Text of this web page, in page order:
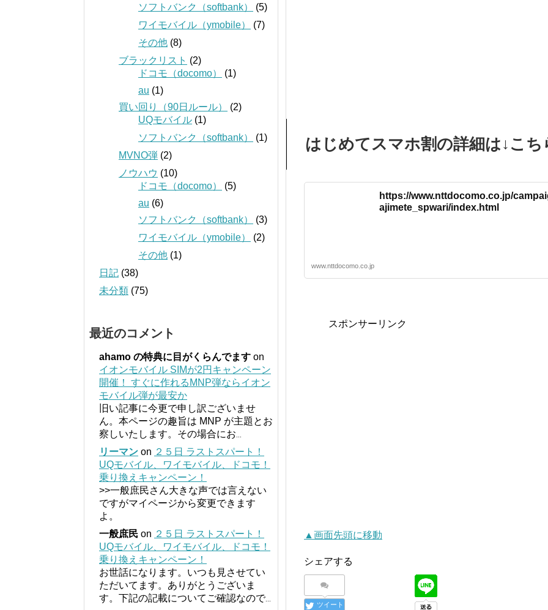
はじめてスマホ割の詳細は↓こち
https://www.nttdocomo.co.jp/
ajimete_spwari/index.html
www.nttdocomo.co.jp
スポンサーリンク
▲画面先頭に移動
シェアする
ツイート
ソフトバンク（softbank）
(5)
ワイモバイル（ymobile）
(7)
その他 (8)
ブラックリスト (2)
ドコモ（docomo）
(1)
au (1)
買い回り（90日ルール）
(2)
UQモバイル (1)
ソフトバンク（softbank）
(1)
MVNO弾 (2)
ノウハウ (10)
ドコモ（docomo）
(5)
au (6)
ソフトバンク（softbank）
(3)
ワイモバイル（ymobile）
(2)
その他 (1)
日記 (38)
未分類 (75)
最近のコメント
ahamo の特典に目がくらんでます on
イオンモバイル SIMが2円キャンペーン
開催！ すぐに作れるMNP弾ならイオン
モバイル弾が最安か
旧い記事に今更で申し訳ございませ
ん。本ページの趣旨は MNP が主題とお
察しいたします。その場合にお
リーマン on ２５日 ラストスパート！
UQモバイル、ワイモバイル、ドコモ！
乗り換えキャンペーン！
>>一般庶民さん大きな声では言えない
ですがマイページから変更できます
よ。
一般庶民 on ２５日 ラストスパート！
UQモバイル、ワイモバイル、ドコモ！
乗り換えキャンペーン！
お世話になります。いつも見させてい
ただいてます。ありがとうございま
す。下記の記載についてご確認なので...